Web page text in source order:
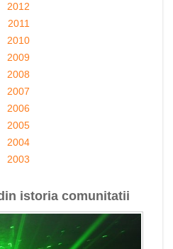
2012
2011
2010
2009
2008
2007
2006
2005
2004
2003
istoria comunitatii